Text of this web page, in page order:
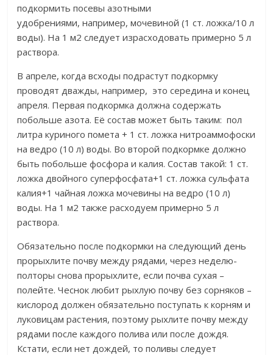
подкормить посевы азотными
удобрениями, например, мочевиной (1 ст. ложка/10 л
воды). На 1 м2 следует израсходовать примерно 5 л
раствора.
В апреле, когда всходы подрастут подкормку
проводят дважды, например, это середина и конец
апреля. Первая подкормка должна содержать
побольше азота. Её состав может быть таким: пол
литра куриного помета + 1 ст. ложка нитроаммофоски
на ведро (10 л) воды. Во второй подкормке должно
быть побольше фосфора и калия. Состав такой: 1 ст.
ложка двойного суперфосфата+1 ст. ложка сульфата
калия+1 чайная ложка мочевины на ведро (10 л)
воды. На 1 м2 также расходуем примерно 5 л
раствора.
Обязательно после подкормки на следующий день
прорыхлите почву между рядами, через неделю-
полторы снова прорыхлите, если почва сухая –
полейте. Чеснок любит рыхлую почву без сорняков –
кислород должен обязательно поступать к корням и
луковицам растения, поэтому рыхлите почву между
рядами после каждого полива или после дождя.
Кстати, если нет дождей, то поливы следует